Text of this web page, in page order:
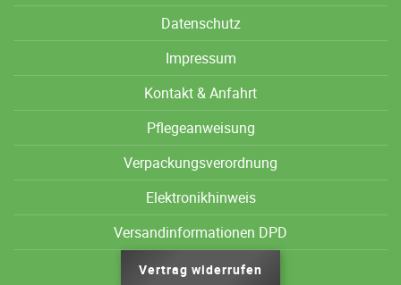
Datenschutz
Impressum
Kontakt & Anfahrt
Pflegeanweisung
Verpackungsverordnung
Elektronikhinweis
Versandinformationen DPD
Vertrag widerrufen